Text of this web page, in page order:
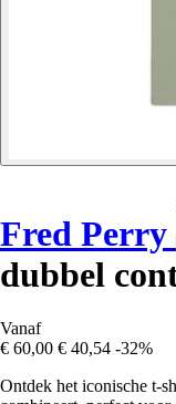
Fred Perry
dubbel
Vanaf
€ 60,00 € 40,54 -32%
Ontdek het iconische t-